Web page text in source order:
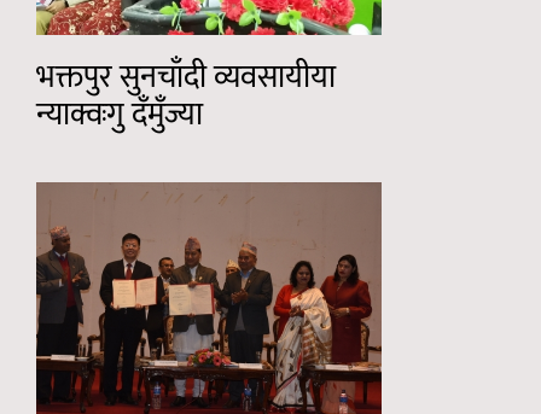
भक्तपुर सुनचाँदी व्यवसायीया
न्याक्वःगु दँमुँज्या